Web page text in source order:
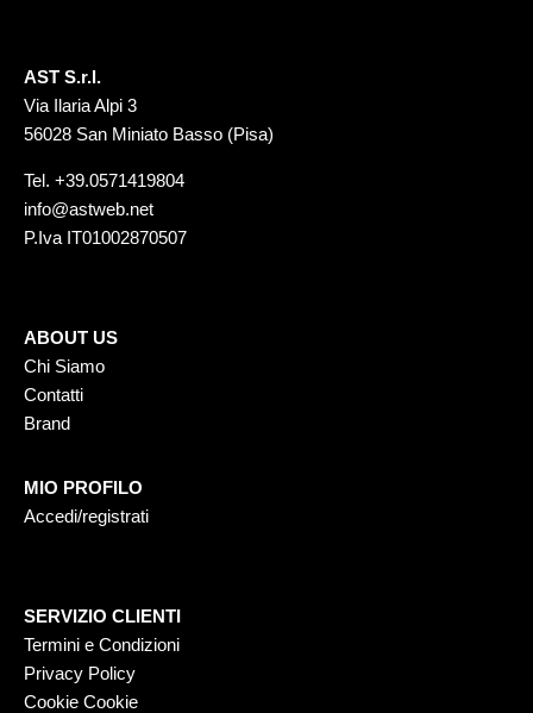
AST S.r.l.
Via Ilaria Alpi 3
56028 San Miniato Basso (Pisa)
Tel. +39.0571419804
info@astweb.net
P.Iva IT01002870507
ABOUT US
Chi Siamo
Contatti
Brand
MIO PROFILO
Accedi/registrati
SERVIZIO CLIENTI
Termini e Condizioni
Privacy Policy
Cookie Cookie